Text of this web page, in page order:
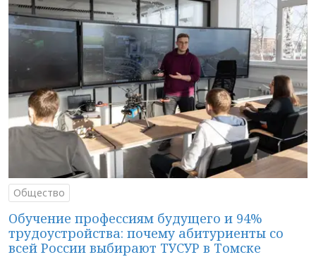
Общество
Обучение профессиям будущего и 94%
трудоустройства: почему абитуриенты со
всей России выбирают ТУСУР в Томске